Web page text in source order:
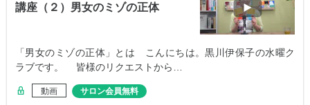
講座（２）男女のミゾの正体
「男女のミゾの正体」とは こんにちは。黒川伊保子の水曜ク
ラブです。 皆様のリクエストから…
動画 サロン会員無料